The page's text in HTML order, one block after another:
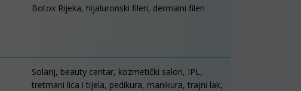
Botox Rijeka, hijaluronski fileri, dermalni fileri
Solarij, beauty centar, kozmetički salon, IPL,
tretmani lica i tijela, pedikura, manikura, trajni lak,